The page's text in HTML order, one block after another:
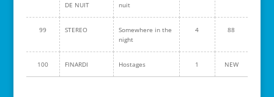
DE NUIT
nuit
99 STEREO
Somewhere in the
night
4 88
100 FINARDI Hostages 1 NEW